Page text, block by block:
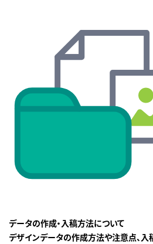
データの作成・入稿方法について
デザインデータの作成方法や注意点、入